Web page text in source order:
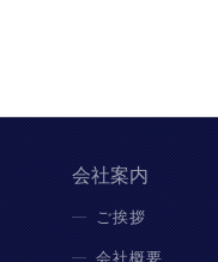
会社案内
ご挨拶
会社概要